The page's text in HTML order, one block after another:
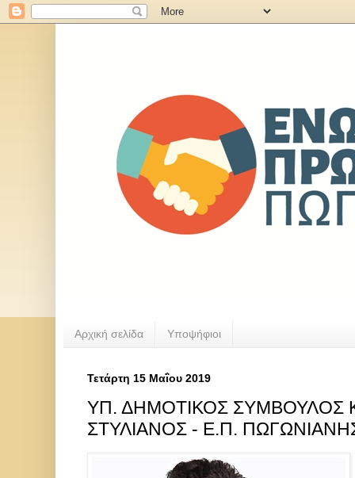
Αρχική σελίδα Υποψήφιοι
Τετάρτη 15 Μαΐου 2019
ΥΠ. ΔΗΜΟΤΙΚΟΣ ΣΥΜΒΟΥΛΟΣ
ΣΤΥΛΙΑΝΟΣ - Ε.Π.